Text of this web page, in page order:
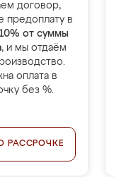
договор,
предоплату в
от суммы
, и мы отдаём
оплата в
без %.
РАССРОЧКЕ